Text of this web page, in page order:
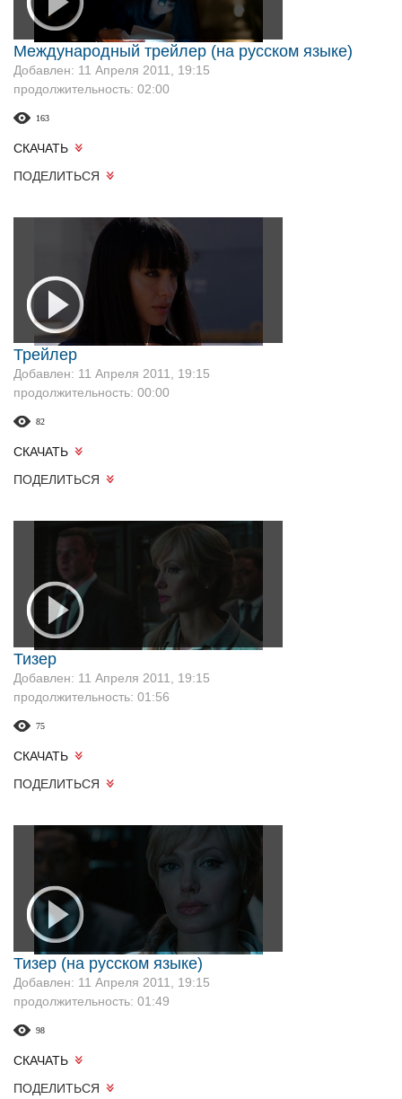
Международный трейлер (на русском языке)
Добавлен: 11 Апреля 2011, 19:15
продолжительность: 02:00
163
СКАЧАТЬ
ПОДЕЛИТЬСЯ
Трейлер
Добавлен: 11 Апреля 2011, 19:15
продолжительность: 00:00
82
СКАЧАТЬ
ПОДЕЛИТЬСЯ
Тизер
Добавлен: 11 Апреля 2011, 19:15
продолжительность: 01:56
75
СКАЧАТЬ
ПОДЕЛИТЬСЯ
Тизер (на русском языке)
Добавлен: 11 Апреля 2011, 19:15
продолжительность: 01:49
98
СКАЧАТЬ
ПОДЕЛИТЬСЯ